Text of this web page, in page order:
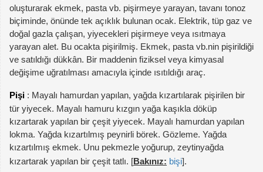
oluşturarak ekmek, pasta vb. pişirmeye yarayan, tavanı tonoz
biçiminde, önünde tek açıklık bulunan ocak. Elektrik, tüp gaz ve
doğal gazla çalışan, yiyecekleri pişirmeye veya ısıtmaya
yarayan alet. Bu ocakta pişirilmiş. Ekmek, pasta vb.nin pişirildiği
ve satıldığı dükkân. Bir maddenin fiziksel veya kimyasal
değişime uğratılması amacıyla içinde ısıtıldığı araç.
Pişi : Mayalı hamurdan yapılan, yağda kızartılarak pişirilen bir
tür yiyecek. Mayalı hamuru kızgın yağa kaşıkla döküp
kızartarak yapılan bir çeşit yiyecek. Mayalı hamurdan yapılan
lokma. Yağda kızartılmış peynirli börek. Gözleme. Yağda
kızartılmış ekmek. Unu pekmezle yoğurup, zeytinyağda
kızartarak yapılan bir çeşit tatlı. [Bakınız: bişi].